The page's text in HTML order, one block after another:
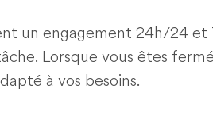
un engagement 24h/24
Lorsque vous êtes
à vos besoins.